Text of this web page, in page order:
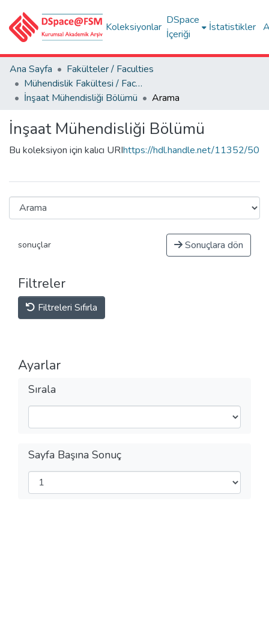
Koleksiyonlar
DSpace
İçeriği
İstatistikler
Ana Sayfa
Fakülteler / Faculties
Mühendislik Fakültesi / Faculty of Engineering
İnşaat Mühendisliği Bölümü
Arama
İnşaat Mühendisliği Bölümü
Bu koleksiyon için kalıcı URIhttps://hdl.handle.net/11352/50
sonuçlar Sonuçlara dön
Filtreler
Filtreleri Sıfırla
Ayarlar
Sırala
Sayfa Başına Sonuç